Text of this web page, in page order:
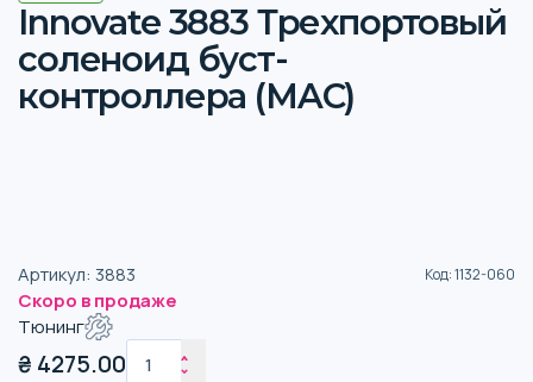
Innovate 3883 Трехпортовый
соленоид буст-
контроллера (MAC)
Артикул: 3883 Код:1132-060
Скоро в продаже
Тюнинг
₴ 4275.00